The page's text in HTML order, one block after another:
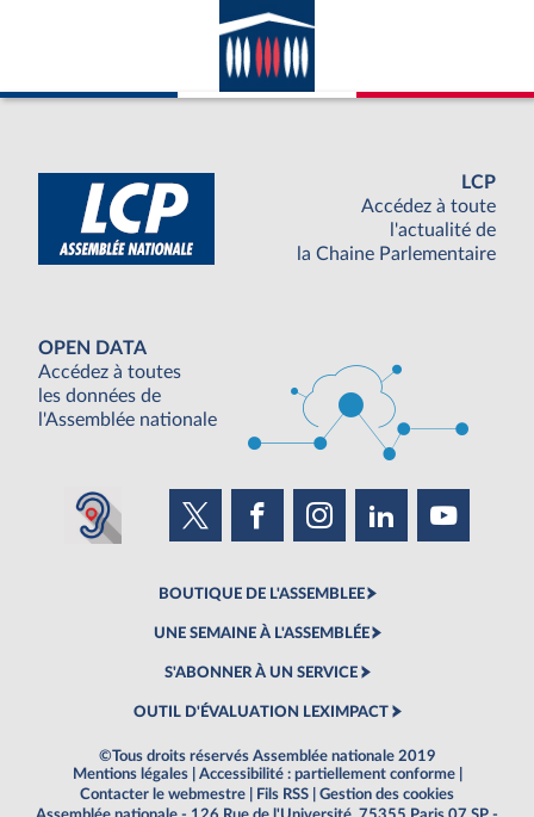
LCP
Accédez à toute
l'actualité de
la Chaine Parlementaire
OPEN DATA
Accédez à toutes
les données de
l'Assemblée nationale
BOUTIQUE DE L'ASSEMBLEE
UNE SEMAINE À L'ASSEMBLÉE
S'ABONNER À UN SERVICE
OUTIL D'ÉVALUATION LEXIMPACT
©Tous droits réservés Assemblée nationale 2019
Mentions légales
Accessibilité : partiellement conforme
Contacter le webmestre
Fils RSS
Gestion des cookies
Assemblée nationale - 126 Rue de l'Université, 75355 Paris 07 SP -